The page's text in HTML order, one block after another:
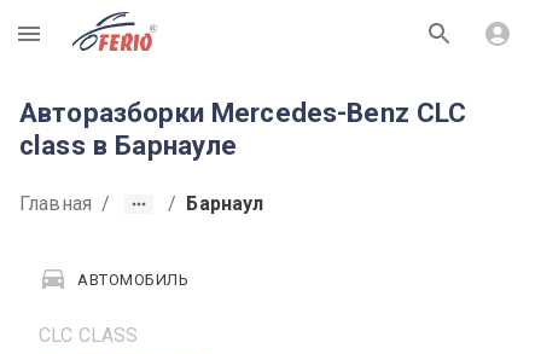
R
Авторазборки Mercedes-Benz CLC
class в Барнауле
Главная / / Барнаул
АВТОМОБИЛЬ
CLC CLASS